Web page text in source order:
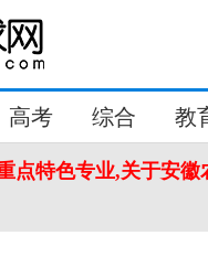
高考 综合 教
点特色专业,关于安